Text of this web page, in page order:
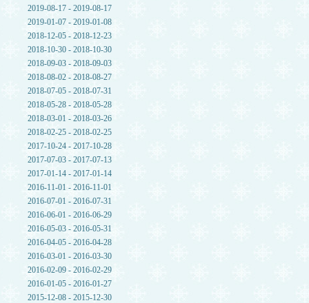
2019-08-17 - 2019-08-17
2019-01-07 - 2019-01-08
2018-12-05 - 2018-12-23
2018-10-30 - 2018-10-30
2018-09-03 - 2018-09-03
2018-08-02 - 2018-08-27
2018-07-05 - 2018-07-31
2018-05-28 - 2018-05-28
2018-03-01 - 2018-03-26
2018-02-25 - 2018-02-25
2017-10-24 - 2017-10-28
2017-07-03 - 2017-07-13
2017-01-14 - 2017-01-14
2016-11-01 - 2016-11-01
2016-07-01 - 2016-07-31
2016-06-01 - 2016-06-29
2016-05-03 - 2016-05-31
2016-04-05 - 2016-04-28
2016-03-01 - 2016-03-30
2016-02-09 - 2016-02-29
2016-01-05 - 2016-01-27
2015-12-08 - 2015-12-30